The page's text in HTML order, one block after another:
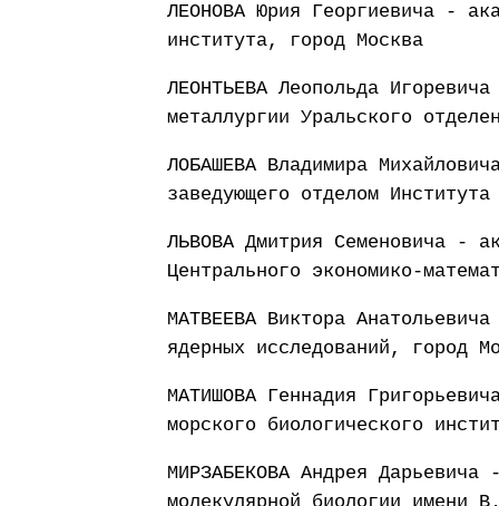
ЛЕОНОВА Юрия Георгиевича -
института, город Москва
ЛЕОНТЬЕВА Леопольда
металлургии Уральского
ЛОБАШЕВА Владимира
заведующего отделом
ЛЬВОВА Дмитрия Семеновича -
Центрального экономико-
МАТВЕЕВА Виктора
ядерных исследований, город
МАТИШОВА Геннадия
морского биологического
МИРЗАБЕКОВА Андрея
молекулярной биологии имени